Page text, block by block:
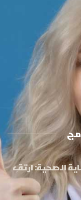
الصحية: ارتقِ